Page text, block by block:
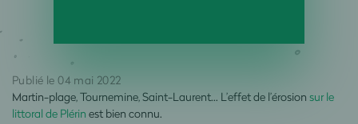
Publié le 04 mai 2022
Martin-plage, Tournemine, Saint-Laurent… L’effet de l’érosion sur le
littoral de Plérin est bien connu.